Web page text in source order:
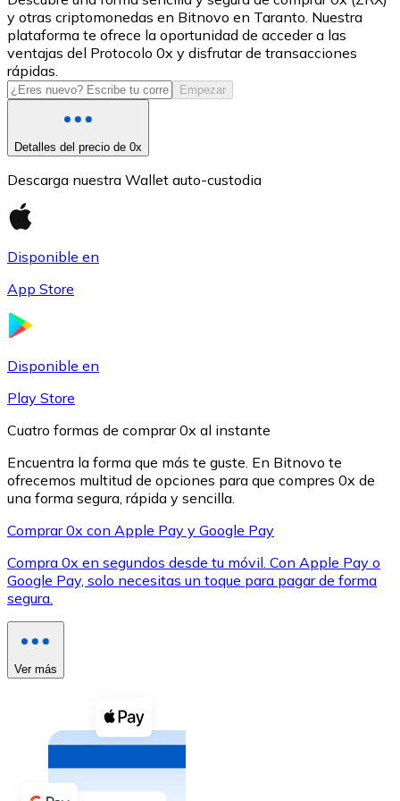
USDC
Litecoin
LTC
Ver todo
Compra criptomonedas con efectivo en tu tienda más
Comprar con efectivo
Transferencia SEPA
Añade fondos a tu cuenta Bitnovo o realiza compras
y otras criptomonedas en Bitnovo en Taranto. Nuestra
plataforma te ofrece la oportunidad de acceder a las
ventajas del Protocolo 0x y disfrutar de transacciones
rápidas.
Empezar
Detalles del precio de 0x
Descarga nuestra Wallet auto-custodia
Disponible en
App Store
Disponible en
Play Store
Cuatro formas de comprar 0x al instante
Encuentra la forma que más te guste. En Bitnovo te
ofrecemos multitud de opciones para que compres 0x de
una forma segura, rápida y sencilla.
Comprar 0x con Apple Pay y Google Pay
Compra 0x en segundos desde tu móvil. Con Apple Pay o
Google Pay, solo necesitas un toque para pagar de forma
segura.
Ver más